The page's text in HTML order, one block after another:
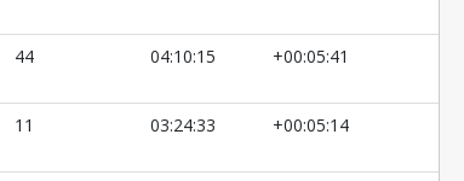
44 04:10:15 +00:05:41
11 03:24:33 +00:05:14